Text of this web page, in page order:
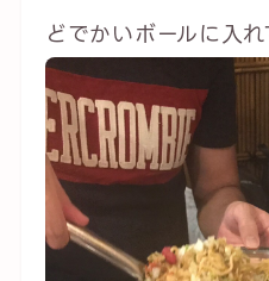
どでかいボールに入